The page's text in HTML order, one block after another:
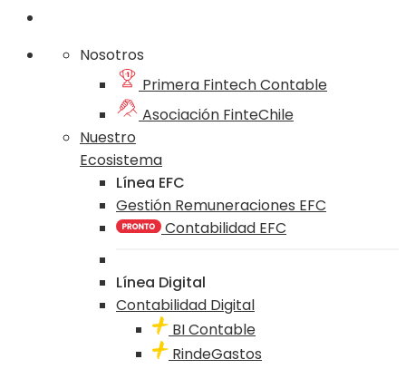
Nosotros
Primera Fintech Contable
Asociación FinteChile
Nuestro
Ecosistema
Línea EFC
Gestión Remuneraciones EFC
Contabilidad EFC
Línea Digital
Contabilidad Digital
BI Contable
RindeGastos